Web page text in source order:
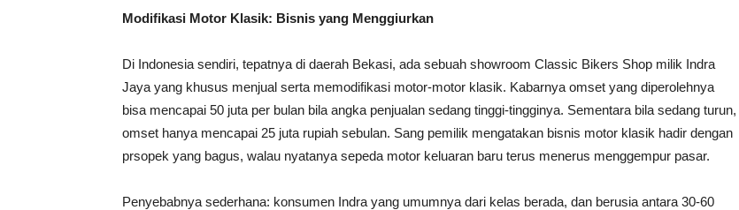
Modifikasi Motor Klasik: Bisnis yang Menggiurkan
Di Indonesia sendiri, tepatnya di daerah Bekasi, ada sebuah showroom Classic Bikers Shop milik Indra
Jaya yang khusus menjual serta memodifikasi motor-motor klasik. Kabarnya omset yang diperolehnya
bisa mencapai 50 juta per bulan bila angka penjualan sedang tinggi-tingginya. Sementara bila sedang turun,
omset hanya mencapai 25 juta rupiah sebulan. Sang pemilik mengatakan bisnis motor klasik hadir dengan
prsopek yang bagus, walau nyatanya sepeda motor keluaran baru terus menerus menggempur pasar.
Penyebabnya sederhana: konsumen Indra yang umumnya dari kelas berada, dan berusia antara 30-60